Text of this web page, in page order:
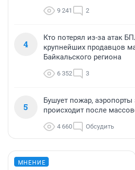
9 241 2
4
Кто потерял из-за атак
крупнейших продавцов
Байкальского региона
6 352 3
5
Бушует пожар, аэропорты
происходит после
4 660 Обсудить
МНЕНИЕ